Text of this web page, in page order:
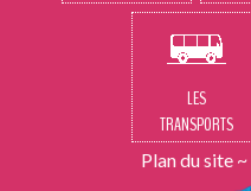
LES
TRANSPORTS
Plan du site ~